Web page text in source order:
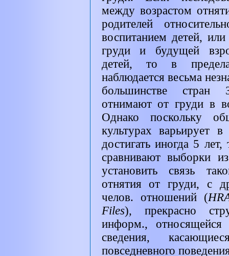
между возрастом
родителей
воспитанием детей,
груди и будущей
детей, то в
наблюдается весьма
большинстве стран
отнимают от груди в
Однако поскольку
культурах варьирует
достигать иногда 5
сравнивают выборки
установить связь
отнятия от груди, с
челов. отношений (
Files), прекрасно
информ.,
сведения,
повседневного